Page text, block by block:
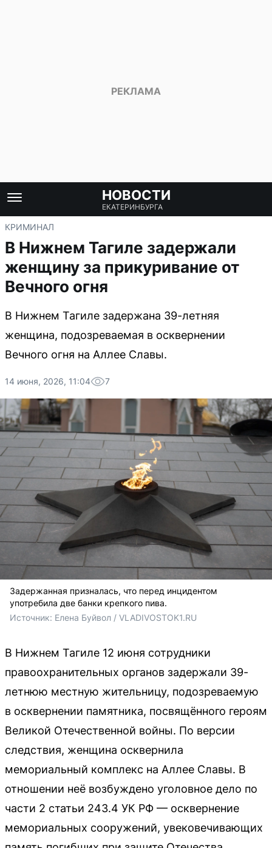
НОВОСТИ
ЕКАТЕРИНБУРГА
КРИМИНАЛ
В Нижнем Тагиле задержали
женщину за прикуривание от
Вечного огня
В Нижнем Тагиле задержана 39-летняя
женщина, подозреваемая в осквернении
Вечного огня на Аллее Славы.
14 июня, 2026, 11:04 7
Задержанная призналась, что перед инцидентом
употребила две банки крепкого пива.
Источник: Елена Буйвол / VLADIVOSTOK1.RU
В Нижнем Тагиле 12 июня сотрудники
правоохранительных органов задержали 39-
летнюю местную жительницу, подозреваемую
в осквернении памятника, посвящённого героям
Великой Отечественной войны. По версии
следствия, женщина осквернила
мемориальный комплекс на Аллее Славы. В
отношении неё возбуждено уголовное дело по
части 2 статьи 243.4 УК РФ — осквернение
мемориальных сооружений, увековечивающих